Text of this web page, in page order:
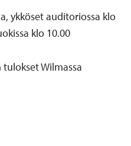
ykköset auditoriossa klo
klo 10.00
Wilmassa